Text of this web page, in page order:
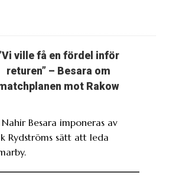
ville få en fördel inför
returen” – Besara om
mot Rakow
Nahir Besara imponeras av
Rydströms sätt att leda